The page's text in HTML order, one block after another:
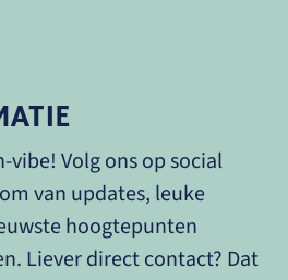
vibe! Volg ons op social
van updates, leuke
hoogtepunten
Liever direct contact? Dat